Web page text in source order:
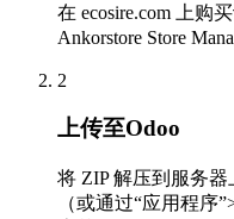
在 ecosire.com 上购
Ankorstore Store
2
上传至Odoo
将 ZIP 解压到服务
（或通过“应用程序